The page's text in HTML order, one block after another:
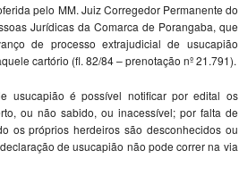
pelo MM. Juiz Corregedor Permanente do
Jurídicas da Comarca de Porangaba, que
de processo extrajudicial de usucapião
cartório (fl. 82/84 – prenotação nº 21.791).
usucapião é possível notificar por edital os
ou não sabido, ou inacessível; por falta de
os próprios herdeiros são desconhecidos ou
de usucapião não pode correr na via